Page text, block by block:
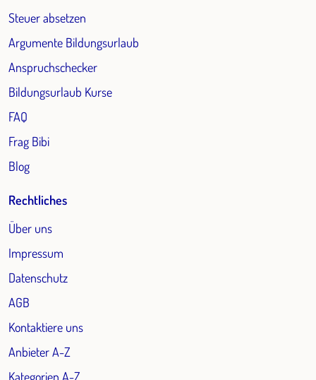
Steuer absetzen
Argumente Bildungsurlaub
Anspruchschecker
Bildungsurlaub Kurse
FAQ
Frag Bibi
Blog
Rechtliches
Über uns
Impressum
Datenschutz
AGB
Kontaktiere uns
Anbieter A-Z
Kategorien A-Z